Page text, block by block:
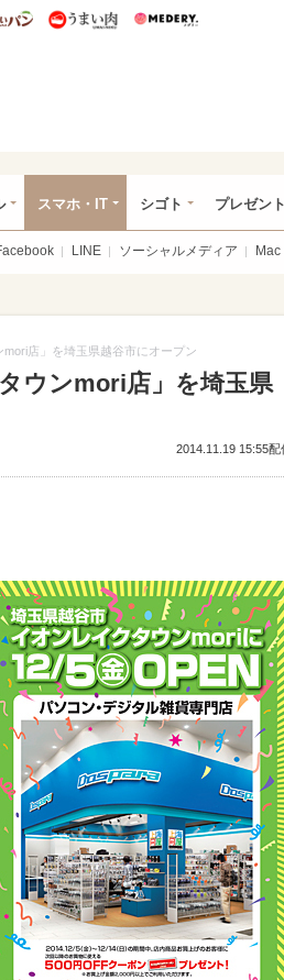
集
めし うまいパン うまい肉
スマホ・IT シゴト プレゼン
LINE ソーシャルメディア Mac
店」を埼玉県越谷市にオープン
ウンmori店」を埼玉県
2014.11.19 15:55配